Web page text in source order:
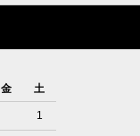
金 土
1